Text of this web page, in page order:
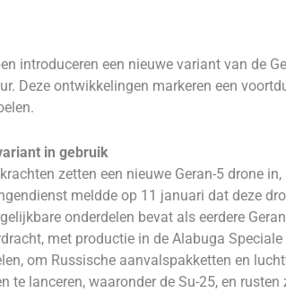
introduceren een nieuwe variant van de
Deze ontwikkelingen markeren een
in gebruik
zetten een nieuwe Geran-5 drone
meldde op 11 januari dat deze
onderdelen bevat als eerdere
met productie in de Alabuga
om Russische aanvalspakketten en
te lanceren, waaronder de Su-25, en